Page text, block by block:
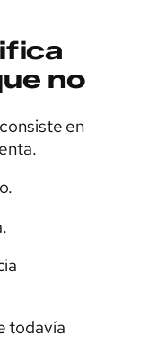
no
en
todavía